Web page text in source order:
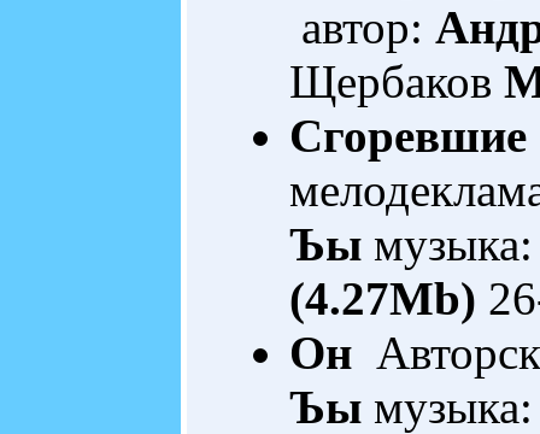
автор:
Щербаков
Сгоревшие
Ъы
(4.27Mb)
Он
Ъы